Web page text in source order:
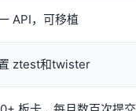
API，可移植
ztest和twister